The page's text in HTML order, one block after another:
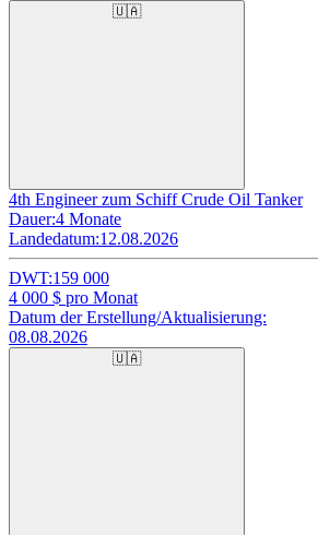
🇺🇦
4th Engineer zum Schiff Crude Oil Tanker
Dauer:4 Monate
Landedatum:12.08.2026
DWT:159 000
4 000 $ pro Monat
Datum der Erstellung/Aktualisierung:
08.08.2026
🇺🇦